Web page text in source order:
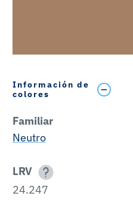
Información de
colores
Familiar
Neutro
LRV
24.247